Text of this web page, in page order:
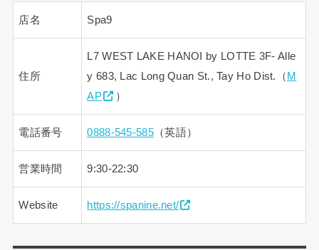
店名 Spa9
住所
L7 WEST LAKE HANOI by LOTTE 3F- Alle
y 683, Lac Long Quan St., Tay Ho Dist.（ M
AP
）
電話番号 0888-545-585（英語）
営業時間 9:30-22:30
Website https://spanine.net/